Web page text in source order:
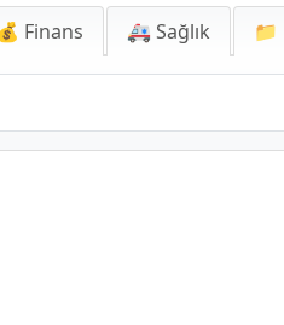
Finans 🚑 Sağlık 📁